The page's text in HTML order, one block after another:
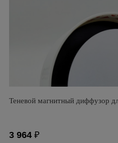
Теневой магнитный диффузор
3 964 ₽